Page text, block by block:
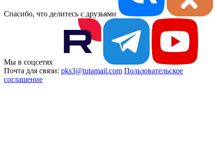
Спасибо, что делитесь с друзьями
Мы в соцсетях
Почта для связи: pks3@tutamail.com Пользовательское
соглашение